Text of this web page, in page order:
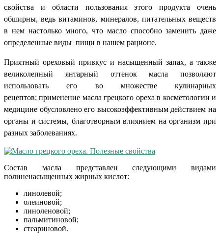
свойства и области пользования этого продукта очень
обширны, ведь витаминов, минералов, питательных веществ
в нем настолько много, что масло способно заменить даже
определенные виды пищи в нашем рационе.
Приятный ореховый привкус и насыщенный запах, а также
великолепный янтарный оттенок масла позволяют
использовать его во множестве кулинарных
рецептов;применение масла грецкого ореха в косметологии и
медицине обусловлено его высокоэффективным действием на
органы и системы, благотворным влиянием на организм при
разных заболеваниях.
Состав масла представлен следующими видами
полиненасыщенных жирных кислот:
линолевой;
олеиновой;
линоленовой;
пальмитиновой;
стеариновой.